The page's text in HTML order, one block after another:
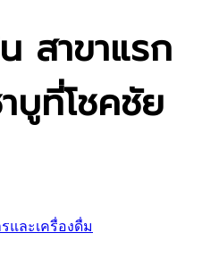
สาขาแรก
บูที่โชคชัย
และเครื่องดื่ม